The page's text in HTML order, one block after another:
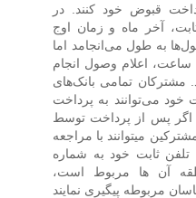
قبوض خود کنند. در
آخر ماه و زمان اوج
به طول می‌انجامد اما
اعلام وصول انجام
تمامی بانک‌های
خود می‌توانند به پرداخت
۱۸۱۸ اقدام کنند. اگر پس از پرداخت توسط
مشترکین میتوانند با مراجعه
و درج ۴ رقم اول تلفن ثابت خود به​ شماره
آن ها مربوط است،